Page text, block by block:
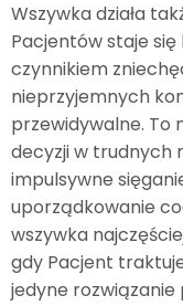
Wszywka działa
Pacjentów staje
czynnikiem
nieprzyjemnych
przewidywalne. To
decyzji w trudnych
impulsywne
uporządkowanie
wszywka
gdy Pacjent
jedyne rozwiązanie